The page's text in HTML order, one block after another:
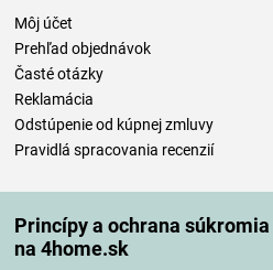
Princípy a ochrana súkromia
na 4home.sk
Môj účet
Prehľad objednávok
Časté otázky
Reklamácia
Odstúpenie od kúpnej zmluvy
Pravidlá spracovania recenzií